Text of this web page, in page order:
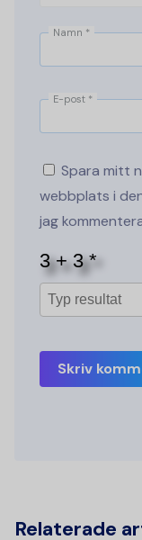
Namn *
E-post *
Spara mitt
webbplats i
jag
Skriv
Relaterade